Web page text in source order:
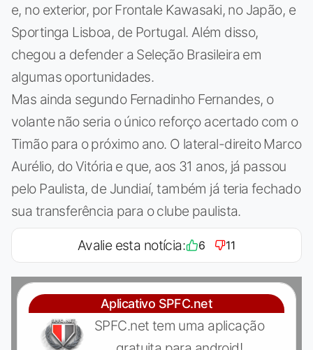
e, no exterior, por Frontale Kawasaki, no Japão, e
Sportinga Lisboa, de Portugal. Além disso,
chegou a defender a Seleção Brasileira em
algumas oportunidades.
Mas ainda segundo Fernadinho Fernandes, o
volante não seria o único reforço acertado com o
Timão para o próximo ano. O lateral-direito Marco
Aurélio, do Vitória e que, aos 31 anos, já passou
pelo Paulista, de Jundiaí, também já teria fechado
sua transferência para o clube paulista.
Avalie esta notícia: 6 11
Aplicativo SPFC.net
SPFC.net tem uma aplicação